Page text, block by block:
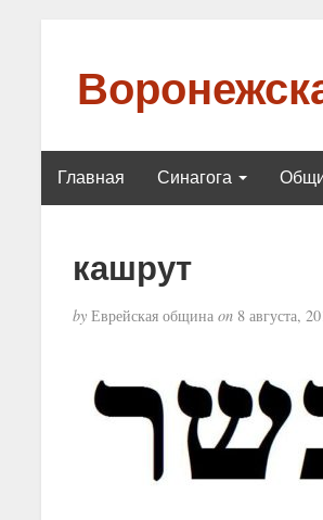
Главная Синагога
кашрут
byЕврейская община on8 августа,